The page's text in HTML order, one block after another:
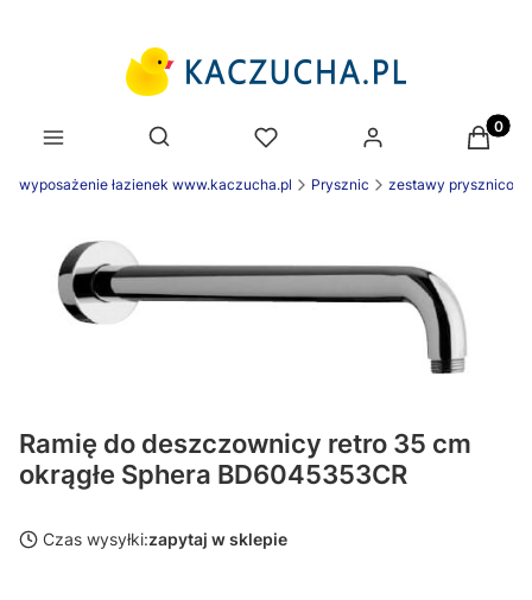
Otwórz wyszukiwarkę
wyposażenie łazienek www.kaczucha.pl Prysznic zestawy
Ramię do deszczownicy retro 35 cm
okrągłe Sphera BD6045353CR
Czas wysyłki:zapytaj w sklepie